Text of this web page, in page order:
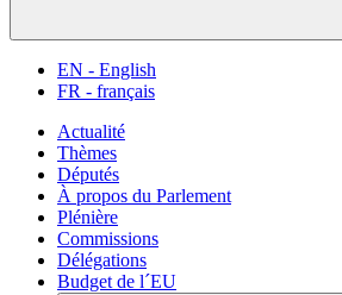
EN - English
FR - français
Actualité
Thèmes
Députés
À propos du Parlement
Plénière
Commissions
Délégations
Budget de l´EU